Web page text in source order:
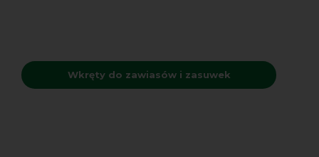
Wkręty do zawiasów i zasuwek